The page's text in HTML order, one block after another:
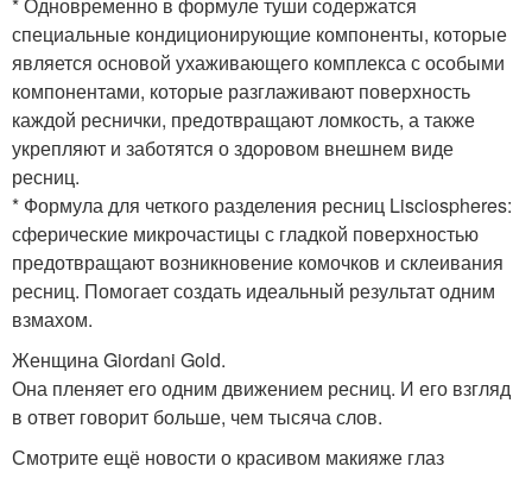
специальные кондиционирующие компоненты, которые
является основой ухаживающего комплекса с особыми
компонентами, которые разглаживают поверхность
каждой реснички, предотвращают ломкость, а также
укрепляют и заботятся о здоровом внешнем виде
ресниц.
* Формула для четкого разделения ресниц Lisciospheres:
сферические микрочастицы с гладкой поверхностью
предотвращают возникновение комочков и склеивания
ресниц. Помогает создать идеальный результат одним
взмахом.
Женщина Giordani Gold.
Она пленяет его одним движением ресниц. И его взгляд
в ответ говорит больше, чем тысяча слов.
Смотрите ещё новости о красивом макияже глаз